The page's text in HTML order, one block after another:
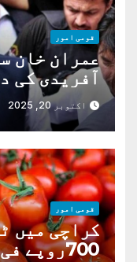
قومی امور
عمران خان
آفریدی کی
دوراکتوبر 20, 2025
قومی امور
کراچی میں
700روپے فی کلو تک پہنچ گئی